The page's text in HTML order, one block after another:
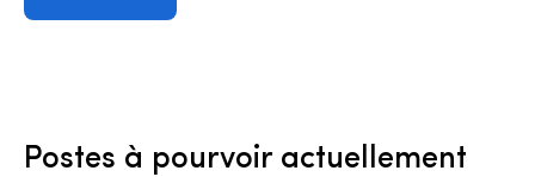
Postes à pourvoir actuellement